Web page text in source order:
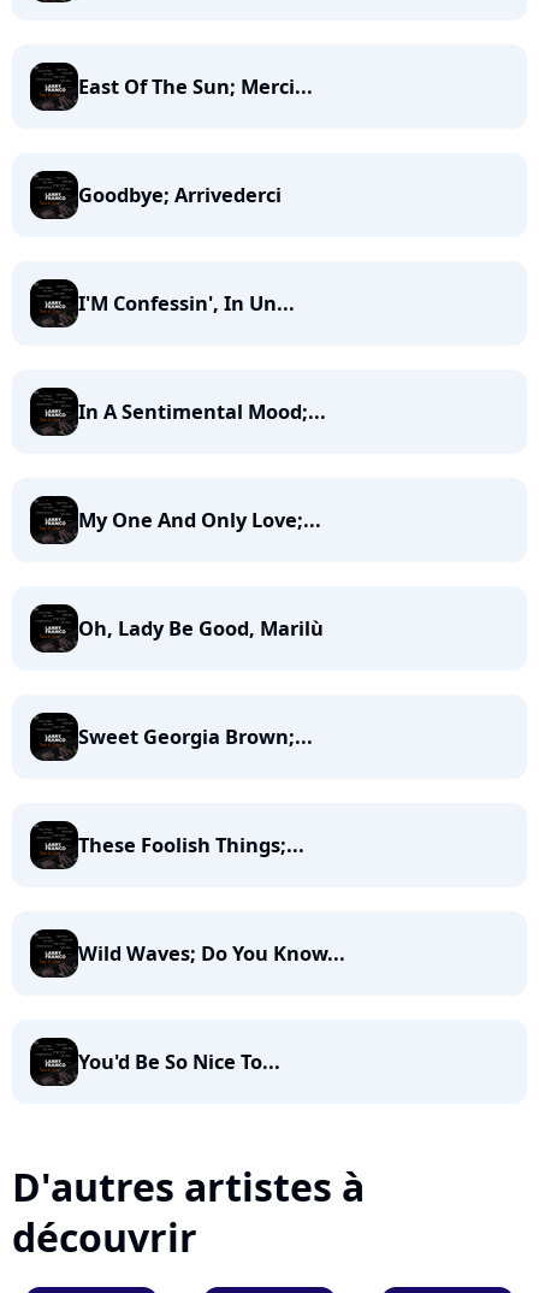
East Of The Sun; Merci...
Goodbye; Arrivederci
I'M Confessin', In Un...
In A Sentimental Mood;...
My One And Only Love;...
Oh, Lady Be Good, Marilù
Sweet Georgia Brown;...
These Foolish Things;...
Wild Waves; Do You Know...
You'd Be So Nice To...
D'autres artistes à
découvrir